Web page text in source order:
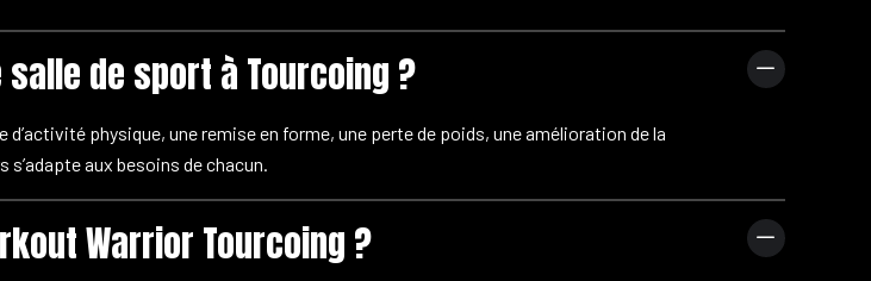
de sport à Tourcoing ?
d’activité physique, une remise en forme, une perte de poids, une amélioration de la
aux besoins de chacun.
Warrior Tourcoing ?